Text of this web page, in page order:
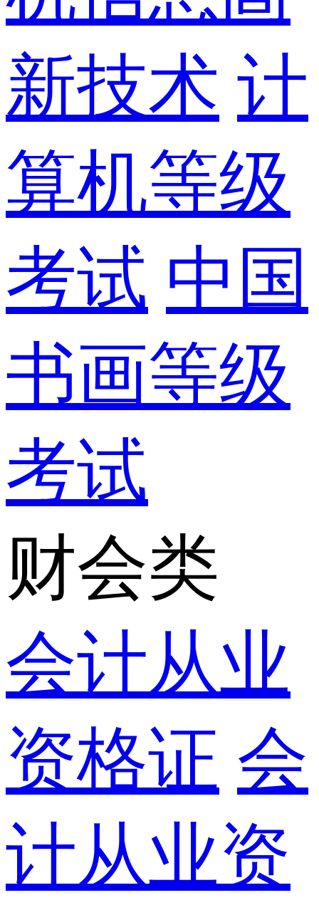
新技术 计
算机等级
考试 中国
书画等级
考试
财会类
会计从业
资格证 会
计从业资